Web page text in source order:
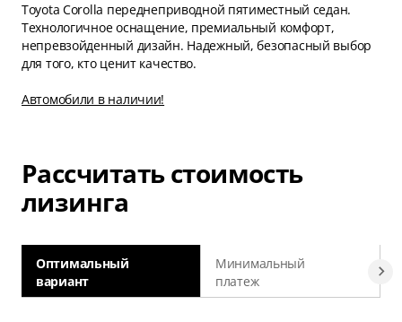
Toyota Corolla переднеприводной пятиместный седан.
Технологичное оснащение, премиальный комфорт,
непревзойденный дизайн. Надежный, безопасный выбор
для того, кто ценит качество.
Автомобили в наличии!
Рассчитать стоимость
лизинга
Оптимальный
вариант
Минимальный
платеж